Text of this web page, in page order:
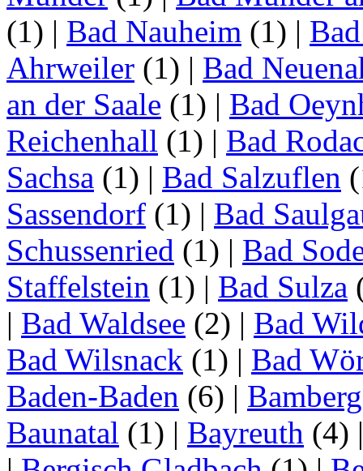
(1) | Bad Nauheim (1) |
Ahrweiler (1) | Bad
an der Saale (1) | Bad
Reichenhall (1) | Bad
Sachsa (1) | Bad Salzuflen
Sassendorf (1) | Bad
Schussenried (1) | Bad
Staffelstein (1) | Bad Sulza
| Bad Waldsee (2) | Bad
Bad Wilsnack (1) | Bad
Baden-Baden (6) | Bamberg
Baunatal (1) | Bayreuth (4)